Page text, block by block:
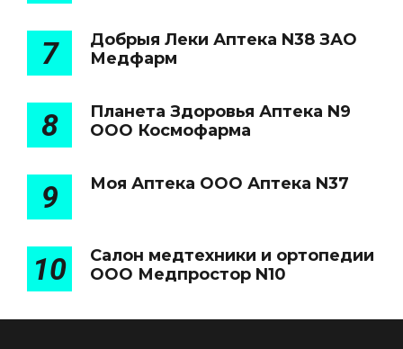
7
Добрыя Леки Аптека N38 ЗАО
Медфарм
8
Планета Здоровья Аптека N9
ООО Космофарма
9 Моя Аптека ООО Аптека N37
10
Салон медтехники и ортопедии
ООО Медпростор N10